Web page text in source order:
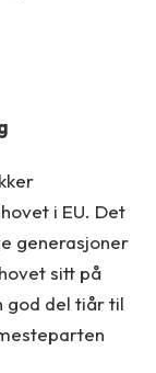
i EU. Det
generasjoner
sitt på
god del tiår til